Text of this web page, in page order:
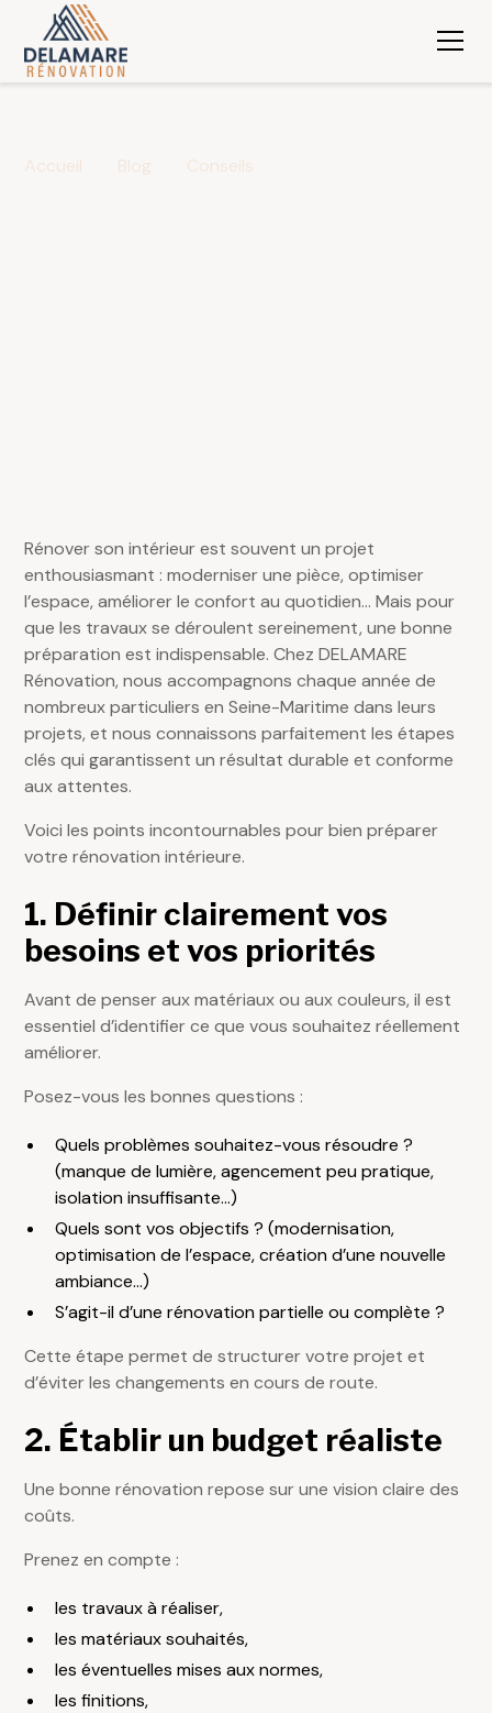
Accueil Blog Conseils
Rénover son intérieur est souvent un projet
enthousiasmant : moderniser une pièce, optimiser
l’espace, améliorer le confort au quotidien… Mais pour
que les travaux se déroulent sereinement, une bonne
préparation est indispensable. ChezDELAMARE
Rénovation, nous accompagnons chaque année de
nombreux particuliers en Seine-Maritime dans leurs
projets, et nous connaissons parfaitement les étapes
clés qui garantissent un résultat durable et conforme
aux attentes.
Voici les points incontournables pour bien préparer
votre rénovation intérieure.
1. Définir clairement vos
besoins et vos priorités
Avant de penser aux matériaux ou aux couleurs, il est
essentiel d’identifier ce que vous souhaitez réellement
améliorer.
Posez-vous les bonnes questions :
Quels problèmes souhaitez-vous résoudre ?
(manque de lumière, agencement peu pratique,
isolation insuffisante…)
Quels sont vos objectifs ? (modernisation,
optimisation de l’espace, création d’une nouvelle
ambiance…)
S’agit-il d’une rénovation partielle ou complète ?
Cette étape permet de structurer votre projet et
d’éviter les changements en cours de route.
2. Établir un budget réaliste
Une bonne rénovation repose sur une vision claire des
coûts.
Prenez en compte :
les travaux à réaliser,
les matériaux souhaités,
les éventuelles mises aux normes,
les finitions,